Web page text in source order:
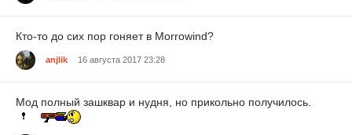
Кто-то до сих пор гоняет в Morrowind?
anjlik 16 августа 2017 23:28
Мод полный зашквар и нудня, но прикольно получилось.